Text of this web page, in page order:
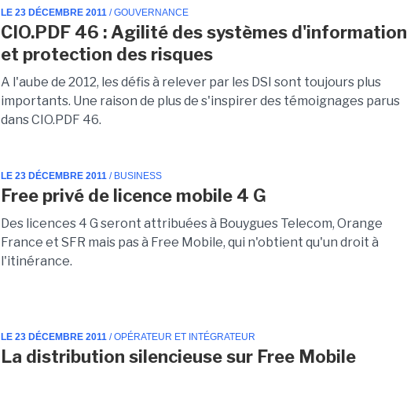
LE 23 DÉCEMBRE 2011 / GOUVERNANCE
CIO.PDF 46 : Agilité des systèmes d'information
et protection des risques
A l'aube de 2012, les défis à relever par les DSI sont toujours plus
importants. Une raison de plus de s'inspirer des témoignages parus
dans CIO.PDF 46.
LE 23 DÉCEMBRE 2011 / BUSINESS
Free privé de licence mobile 4 G
Des licences 4 G seront attribuées à Bouygues Telecom, Orange
France et SFR mais pas à Free Mobile, qui n'obtient qu'un droit à
l'itinérance.
LE 23 DÉCEMBRE 2011 / OPÉRATEUR ET INTÉGRATEUR
La distribution silencieuse sur Free Mobile